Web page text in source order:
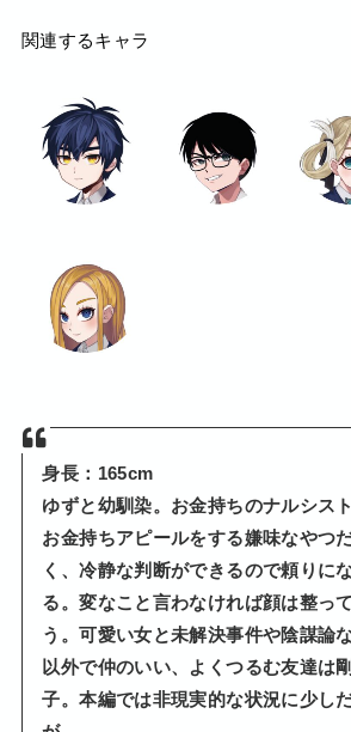
関連するキャラ
身長：165cm
ゆずと幼馴染。お金持ちのナルシス
お金持ちアピールをする嫌味なやつ
く、冷静な判断ができるので頼りに
る。変なこと言わなければ顔は整っ
う。可愛い女と未解決事件や陰謀論
以外で仲のいい、よくつるむ友達は
子。本編では非現実的な状況に少し